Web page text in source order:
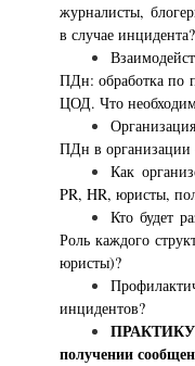
журналисты,
в случае
ПДн: обработка по
ЦОД. Что
ПДн в организации
Как
PR, HR, юристы,
Кто будет
Роль каждого
юристы)?
инцидентов?
получении